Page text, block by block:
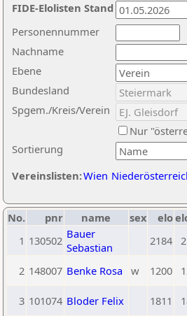
Nachname
Ebene
Sortierung
Personennummer
Bundesland
Spgem./Kreis/Verein
Nur
Vereinslisten:Wien
FIDE-Elolisten Stand
No. pnr name sex elo
1 130502 Bauer
Sebastian
2184
2 148007 Benke Rosa w 1200
3 101074 Bloder Felix 1811